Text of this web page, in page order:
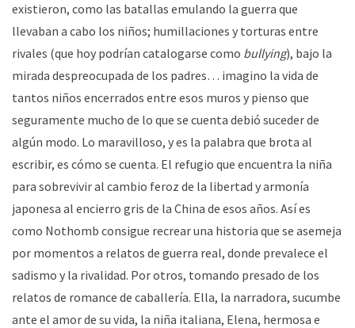
existieron, como las batallas emulando la guerra que
llevaban a cabo los niños; humillaciones y torturas entre
rivales (que hoy podrían catalogarse como bullying), bajo la
mirada despreocupada de los padres… imagino la vida de
tantos niños encerrados entre esos muros y pienso que
seguramente mucho de lo que se cuenta debió suceder de
algún modo. Lo maravilloso, y es la palabra que brota al
escribir, es cómo se cuenta. El refugio que encuentra la niña
para sobrevivir al cambio feroz de la libertad y armonía
japonesa al encierro gris de la China de esos años. Así es
como Nothomb consigue recrear una historia que se asemeja
por momentos a relatos de guerra real, donde prevalece el
sadismo y la rivalidad. Por otros, tomando presado de los
relatos de romance de caballería. Ella, la narradora, sucumbe
ante el amor de su vida, la niña italiana, Elena, hermosa e